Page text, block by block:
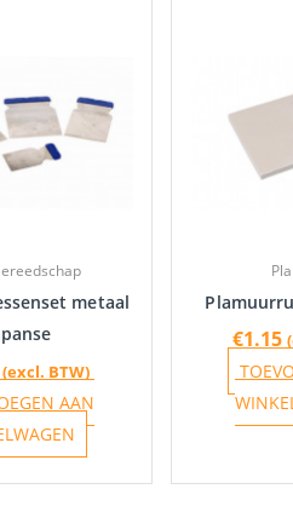
metaal
(excl. BTW)
AAN
€1.15